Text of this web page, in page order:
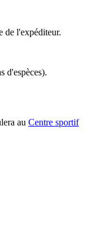
de l'expéditeur.
d'espèces).
au Centre sportif